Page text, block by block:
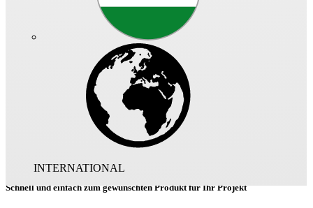
INTERNATIONAL
Ihr smarter Assistent für die Helios
Produktwelt
Ganz gleich welche Produktinformationen Sie benötigen –
HeliosSelect führt Sie schnell ans Ziel. Von technischen Angaben
über CAD-Daten bis hin zur Montagevorschrift finden Sie hier
sämtliche produktrelevante Daten auf einen Blick. Und über die
komfortable Auslegung ermitteln Sie die perfekt passende Lösung
Schnell und einfach zum gewünschten Produkt für Ihr Projekt